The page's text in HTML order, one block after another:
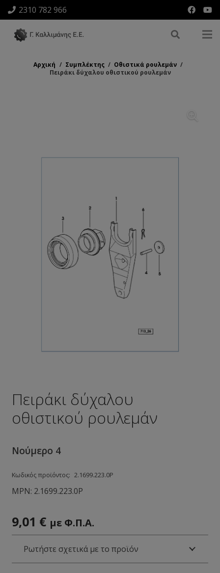
2310 782 966
Αρχική / Συμπλέκτης / Οθιστικά ρουλεμάν /
Πειράκι δύχαλου οθιστικού ρουλεμάν
Πειράκι δύχαλου
οθιστικού ρουλεμάν
Νούμερο 4
Κωδικός προϊόντος: 2.1699.223.0Ρ
MPN: 2.1699.223.0Ρ
9,01 € με Φ.Π.Α.
Ρωτήστε σχετικά με το προϊόν